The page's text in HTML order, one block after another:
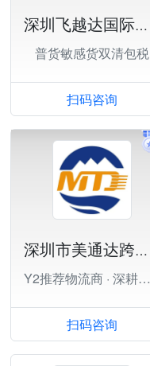
深圳飞越达国际货运代理有限公司
普货敏感货双清包税
扫码咨询
深圳市美通达跨境供应链有限公司
Y2推荐物流商 · 深耕欧美
扫码咨询